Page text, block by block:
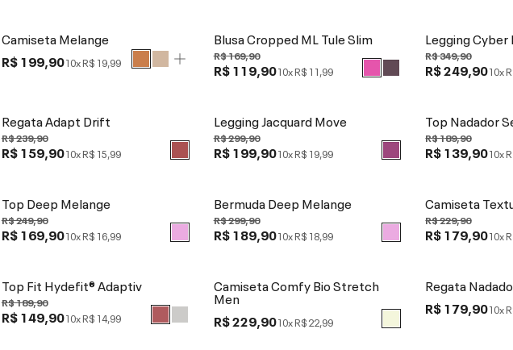
Camiseta Melange
R$ 199,9010xR$ 19,99
Blusa Cropped ML Tule Slim
R$ 169,90
R$ 119,9010xR$ 11,99
Legging Cyber
R$ 349,90
R$ 249,9010x
Regata Adapt Drift
R$ 239,90
R$ 159,9010xR$ 15,99
Legging Jacquard Move
R$ 299,90
R$ 199,9010xR$ 19,99
Top Nadador
R$ 189,90
R$ 139,9010x
Top Deep Melange
R$ 249,90
R$ 169,9010xR$ 16,99
Bermuda Deep Melange
R$ 299,90
R$ 189,9010xR$ 18,99
Camiseta
R$ 229,90
R$ 179,9010x
Top Fit Hydefit® Adaptiv
R$ 189,90
R$ 149,9010xR$ 14,99
Camiseta Comfy Bio Stretch
Men
R$ 229,9010xR$ 22,99
Regata
R$ 179,9010x